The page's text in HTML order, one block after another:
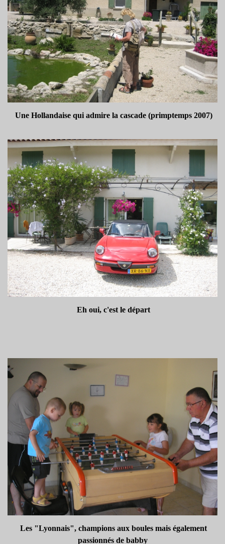
Une Hollandaise qui admire la cascade (primptemps 2007)
Eh oui, c'est le départ
Les "Lyonnais", champions aux boules mais également
passionnés de babby